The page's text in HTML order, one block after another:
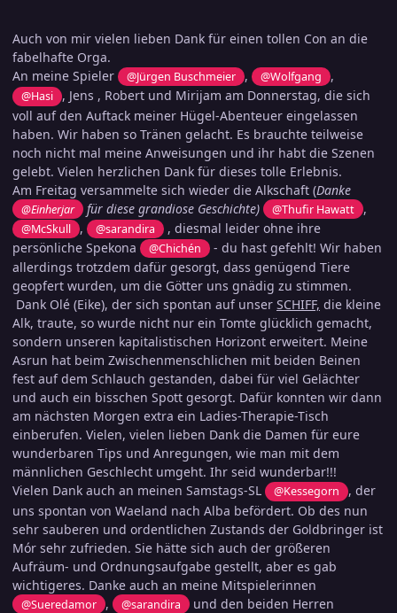
Auch von mir vielen lieben Dank für einen tollen Con an die
fabelhafte Orga.
An meine Spieler
@Jürgen Buschmeier , @Wolfgang ,
@Hasi
, Jens , Robert und Mirijam am Donnerstag, die sich
voll auf den Auftack meiner Hügel-Abenteuer eingelassen
haben. Wir haben so Tränen gelacht. Es brauchte teilweise
noch nicht mal meine Anweisungen und ihr habt die Szenen
gelebt. Vielen herzlichen Dank für dieses tolle Erlebnis.
Am Freitag versammelte sich wieder die Alkschaft (Danke
@Einherjar für diese grandiose Geschichte) @Thufir Hawatt ,
@McSkull , @sarandira
, diesmal leider ohne ihre
persönliche Spekona
@Chichén
- du hast gefehlt! Wir haben
allerdings trotzdem dafür gesorgt, dass genügend Tiere
geopfert wurden, um die Götter uns gnädig zu stimmen.
Dank Olé (Eike), der sich spontan auf unser SCHIFF, die kleine
Alk, traute, so wurde nicht nur ein Tomte glücklich gemacht,
sondern unseren kapitalistischen Horizont erweitert. Meine
Asrun hat beim Zwischenmenschlichen mit beiden Beinen
fest auf dem Schlauch gestanden, dabei für viel Gelächter
und auch ein bisschen Spott gesorgt. Dafür konnten wir dann
am nächsten Morgen extra ein Ladies-Therapie-Tisch
einberufen. Vielen, vielen lieben Dank die Damen für eure
wunderbaren Tips und Anregungen, wie man mit dem
männlichen Geschlecht umgeht. Ihr seid wunderbar!!!
Vielen Dank auch an meinen Samstags-SL
@Kessegorn
, der
uns spontan von Waeland nach Alba befördert. Ob des nun
sehr sauberen und ordentlichen Zustands der Goldbringer ist
Mór sehr zufrieden. Sie hätte sich auch der größeren
Aufräum- und Ordnungsaufgabe gestellt, aber es gab
wichtigeres. Danke auch an meine Mitspielerinnen
@Sueredamor , @sarandira und den beiden Herren